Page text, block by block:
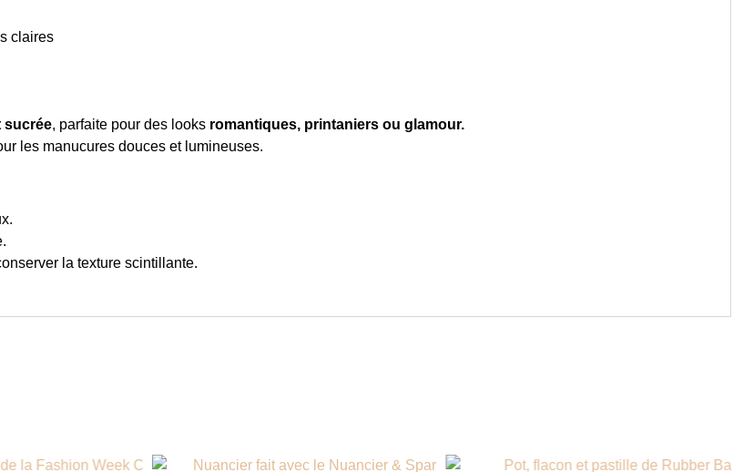
claires
sucrée, parfaite pour des looks romantiques, printaniers ou glamour.
les manucures douces et lumineuses.
la texture scintillante.